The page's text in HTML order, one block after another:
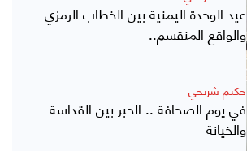
عيد الوحدة اليمنية بين الخطاب الرمزي
والواقع المنقسم..
حكيم شريحي
في يوم الصحافة .. الحبر بين القداسة
والخيانة